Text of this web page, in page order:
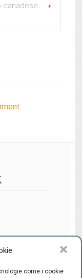
come i cookie
canadese